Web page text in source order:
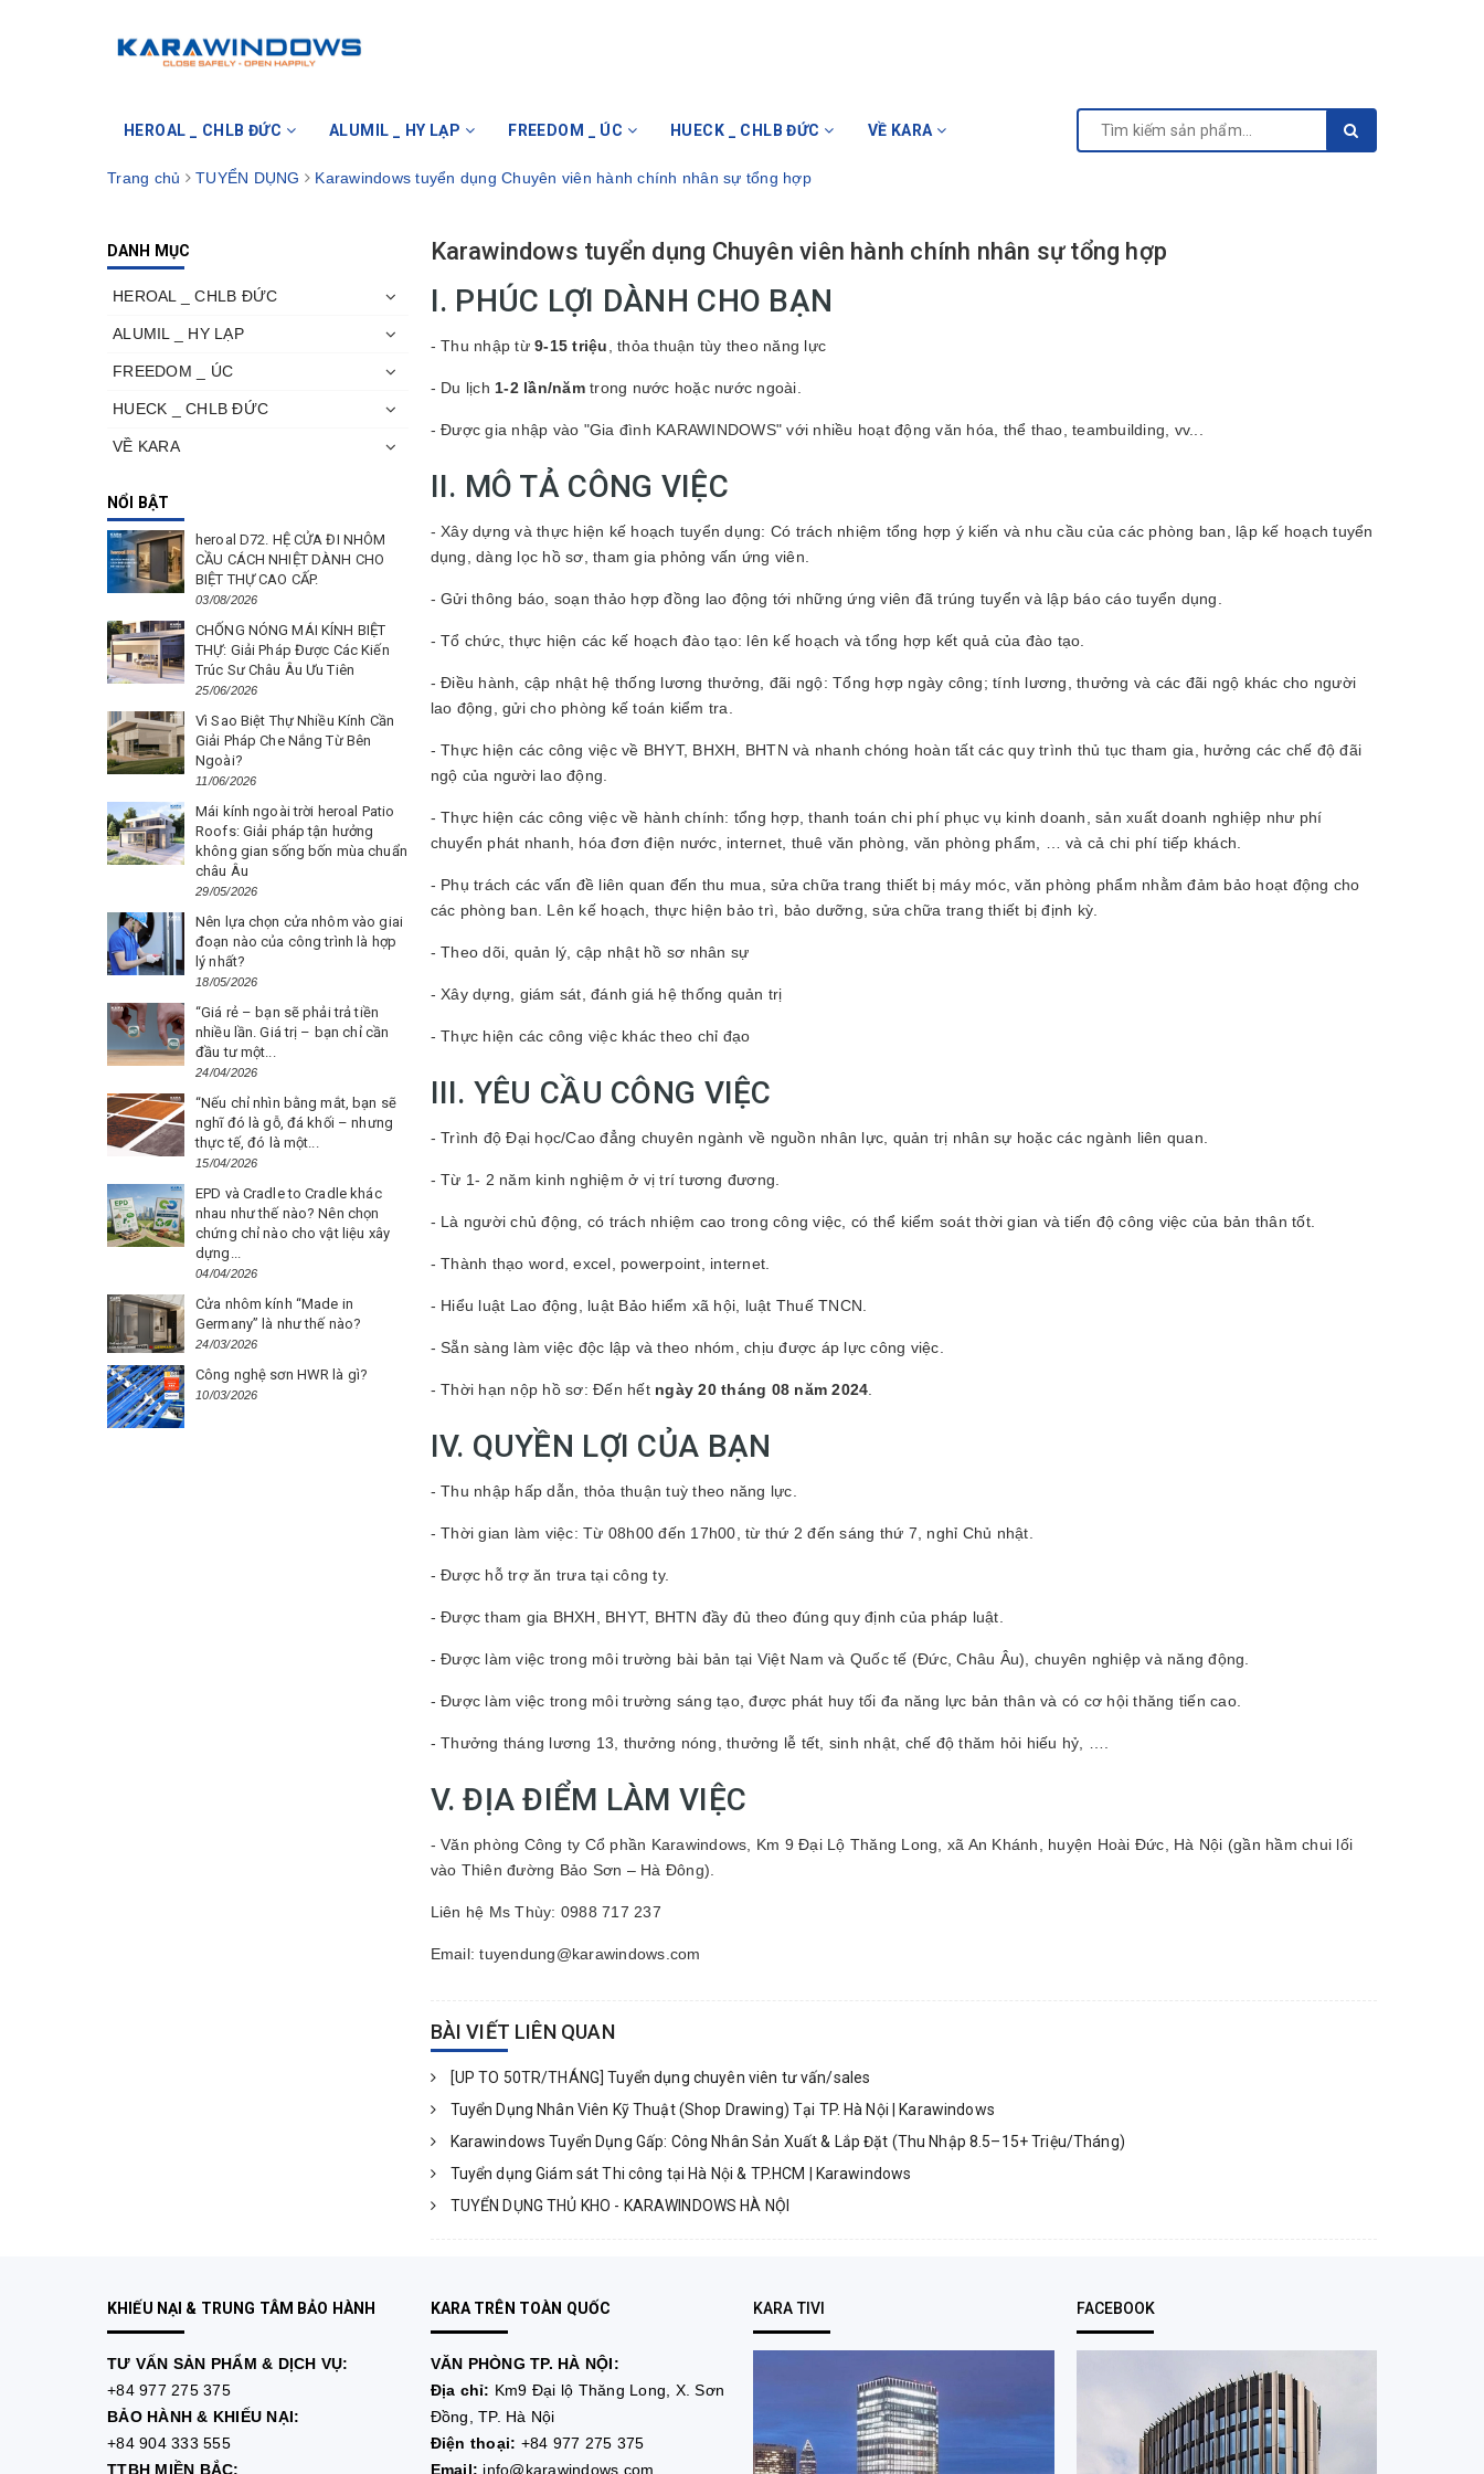
HEROAL _ CHLB ĐỨC ALUMIL _ HY LẠP FREEDOM _ ÚC HUECK _ CHLB ĐỨC VỀ KARA
Trang chủ TUYỂN DỤNG Karawindows tuyển dụng Chuyên viên hành chính nhân sự tổng hợp
Karawindows tuyển dụng Chuyên viên hành chính nhân sự tổng hợp
I. PHÚC LỢI DÀNH CHO BẠN
- Thu nhập từ 9-15 triệu , thỏa thuận tùy theo năng lực
- Du lịch 1-2 lần/nămtrong nước hoặc nước ngoài.
- Được gia nhập vào "Gia đình KARAWINDOWS" với nhiều hoạt động văn hóa, thể thao, teambuilding, vv...
II. MÔ TẢ CÔNG VIỆC
- Xây dựng và thực hiện kế hoạch tuyển dụng: Có trách nhiệm tổng hợp ý kiến và nhu cầu của các phòng ban, lập kế hoạch tuyển
dụng, dàng lọc hồ sơ, tham gia phỏng vấn ứng viên.
- Gửi thông báo, soạn thảo hợp đồng lao động tới những ứng viên đã trúng tuyển và lập báo cáo tuyển dụng.
- Tổ chức, thực hiện các kế hoạch đào tạo: lên kế hoạch và tổng hợp kết quả của đào tạo.
- Điều hành, cập nhật hệ thống lương thưởng, đãi ngộ: Tổng hợp ngày công; tính lương, thưởng và các đãi ngộ khác cho người
lao động, gửi cho phòng kế toán kiểm tra.
- Thực hiện các công việc về BHYT, BHXH, BHTN và nhanh chóng hoàn tất các quy trình thủ tục tham gia, hưởng các chế độ đãi
ngộ của người lao động.
- Thực hiện các công việc về hành chính: tổng hợp, thanh toán chi phí phục vụ kinh doanh, sản xuất doanh nghiệp như phí
chuyển phát nhanh, hóa đơn điện nước, internet, thuê văn phòng, văn phòng phẩm, … và cả chi phí tiếp khách.
- Phụ trách các vấn đề liên quan đến thu mua, sửa chữa trang thiết bị máy móc, văn phòng phẩm nhằm đảm bảo hoạt động cho
các phòng ban. Lên kế hoạch, thực hiện bảo trì, bảo dưỡng, sửa chữa trang thiết bị định kỳ.
- Theo dõi, quản lý, cập nhật hồ sơ nhân sự
- Xây dựng, giám sát, đánh giá hệ thống quản trị
- Thực hiện các công việc khác theo chỉ đạo
III. YÊU CẦU CÔNG VIỆC
- Trình độ Đại học/Cao đẳng chuyên ngành về nguồn nhân lực, quản trị nhân sự hoặc các ngành liên quan.
- Từ 1- 2 năm kinh nghiệm ở vị trí tương đương.
- Là người chủ động, có trách nhiệm cao trong công việc, có thể kiểm soát thời gian và tiến độ công việc của bản thân tốt.
- Thành thạo word, excel, powerpoint, internet.
- Hiểu luật Lao động, luật Bảo hiểm xã hội, luật Thuế TNCN.
- Sẵn sàng làm việc độc lập và theo nhóm, chịu được áp lực công việc.
- Thời hạn nộp hồ sơ: Đến hết ngày 20 tháng 08 năm 2024
IV. QUYỀN LỢI CỦA BẠN
- Thu nhập hấp dẫn, thỏa thuận tuỳ theo năng lực.
- Thời gian làm việc: Từ 08h00 đến 17h00, từ thứ 2 đến sáng thứ 7, nghỉ Chủ nhật.
- Được hỗ trợ ăn trưa tại công ty.
- Được tham gia BHXH, BHYT, BHTN đầy đủ theo đúng quy định của pháp luật.
- Được làm việc trong môi trường bài bản tại Việt Nam và Quốc tế (Đức, Châu Âu), chuyên nghiệp và năng động.
- Được làm việc trong môi trường sáng tạo, được phát huy tối đa năng lực bản thân và có cơ hội thăng tiến cao.
- Thưởng tháng lương 13, thưởng nóng, thưởng lễ tết, sinh nhật, chế độ thăm hỏi hiếu hỷ, ….
V. ĐỊA ĐIỂM LÀM VIỆC
- Văn phòng Công ty Cổ phần Karawindows, Km 9 Đại Lộ Thăng Long, xã An Khánh, huyện Hoài Đức, Hà Nội (gần hầm chui lối
vào Thiên đường Bảo Sơn – Hà Đông).
Liên hệ Ms Thùy: 0988 717 237
Email: tuyendung@karawindows.com
BÀI VIẾT LIÊN QUAN
[UP TO 50TR/THÁNG] Tuyển dụng chuyên viên tư vấn/sales
Tuyển Dụng Nhân Viên Kỹ Thuật (Shop Drawing) Tại TP. Hà Nội | Karawindows
Karawindows Tuyển Dụng Gấp: Công Nhân Sản Xuất & Lắp Đặt (Thu Nhập 8.5–15+ Triệu/Tháng)
Tuyển dụng Giám sát Thi công tại Hà Nội & TP.HCM | Karawindows
TUYỂN DỤNG THỦ KHO - KARAWINDOWS HÀ NỘI
DANH MỤC
HEROAL _ CHLB ĐỨC
ALUMIL _ HY LẠP
FREEDOM _ ÚC
HUECK _ CHLB ĐỨC
VỀ KARA
NỔI BẬT
heroal D72. HỆ CỬA ĐI NHÔM
CẦU CÁCH NHIỆT DÀNH CHO
BIỆT THỰ CAO CẤP.
03/08/2026
CHỐNG NÓNG MÁI KÍNH BIỆT
THỰ: Giải Pháp Được Các Kiến
Trúc Sư Châu Âu Ưu Tiên
25/06/2026
Vì Sao Biệt Thự Nhiều Kính Cần
Giải Pháp Che Nắng Từ Bên
Ngoài?
11/06/2026
Mái kính ngoài trời heroal Patio
Roofs: Giải pháp tận hưởng
không gian sống bốn mùa chuẩn
châu Âu
29/05/2026
Nên lựa chọn cửa nhôm vào giai
đoạn nào của công trình là hợp
lý nhất?
18/05/2026
“Giá rẻ – bạn sẽ phải trả tiền
nhiều lần. Giá trị – bạn chỉ cần
đầu tư một...
24/04/2026
“Nếu chỉ nhìn bằng mắt, bạn sẽ
nghĩ đó là gỗ, đá khối – nhưng
thực tế, đó là một...
15/04/2026
EPD và Cradle to Cradle khác
nhau như thế nào? Nên chọn
chứng chỉ nào cho vật liệu xây
dựng...
04/04/2026
Cửa nhôm kính “Made in
Germany” là như thế nào?
24/03/2026
Công nghệ sơn HWR là gì?
10/03/2026
KHIẾU NẠI & TRUNG TÂM BẢO HÀNH
TƯ VẤN SẢN PHẨM & DỊCH VỤ:
+84 977 275 375
BẢO HÀNH & KHIẾU NẠI:
+84 904 333 555
TTBH MIỀN BẮC:
KARA TRÊN TOÀN QUỐC
VĂN PHÒNG TP. HÀ NỘI:
Địa chỉ: Km9 Đại lộ Thăng Long, X. Sơn
Đồng, TP. Hà Nội
Điện thoại: +84 977 275 375
Email: info@karawindows.com
KARA TIVI FACEBOOK